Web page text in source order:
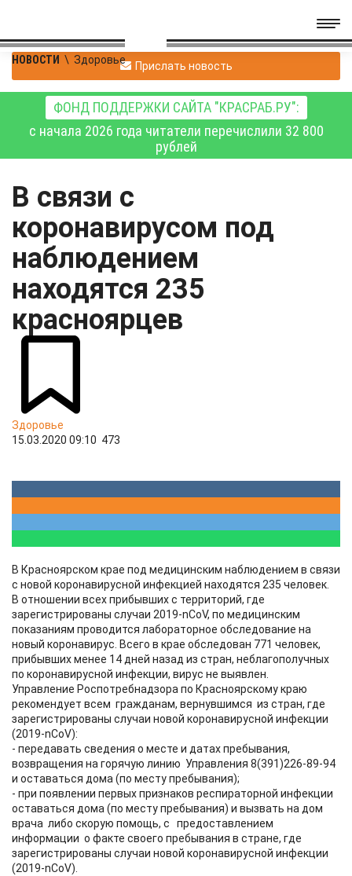
НОВОСТИ \ Здоровье Прислать новость
ФОНД ПОДДЕРЖКИ САЙТА "КРАСРАБ.РУ":
с начала 2026 года читатели перечислили 32 800
рублей
В связи с
коронавирусом под
наблюдением
находятся 235
красноярцев
Здоровье
15.03.2020 09:10 473
В Красноярском крае под медицинским наблюдением в связи
с новой коронавирусной инфекцией находятся 235 человек.
В отношении всех прибывших с территорий, где
зарегистрированы случаи 2019-nCoV, по медицинским
показаниям проводится лабораторное обследование на
новый коронавирус. Всего в крае обследован 771 человек,
прибывших менее 14 дней назад из стран, неблагополучных
по коронавирусной инфекции, вирус не выявлен.
Управление Роспотребнадзора по Красноярскому краю
рекомендует всем гражданам, вернувшимся из стран, где
зарегистрированы случаи новой коронавирусной инфекции
(2019-nCoV):
- передавать сведения о месте и датах пребывания,
возвращения на горячую линию Управления 8(391)226-89-94
и оставаться дома (по месту пребывания);
- при появлении первых признаков респираторной инфекции
оставаться дома (по месту пребывания) и вызвать на дом
врача либо скорую помощь, с предоставлением
информации о факте своего пребывания в стране, где
зарегистрированы случаи новой коронавирусной инфекции
(2019-nCoV).